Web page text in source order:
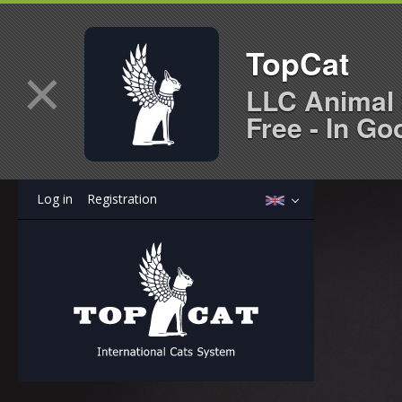
Log in Registration
× TopCat
LLC
Free - In